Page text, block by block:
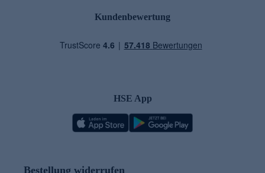
Kundenbewertung
HSE App
Bestellung widerrufen